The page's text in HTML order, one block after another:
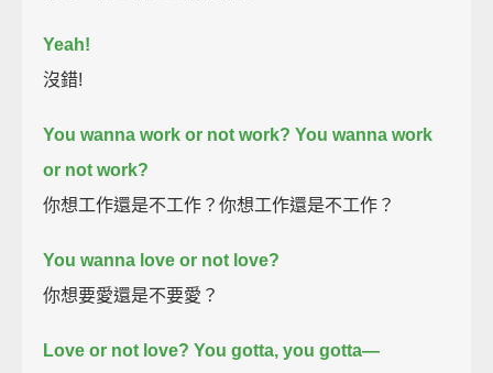
Yeah!
沒錯!
You wanna work or not work? You wanna work
or not work?
你想工作還是不工作？你想工作還是不工作？
You wanna love or not love?
你想要愛還是不要愛？
Love or not love? You gotta, you gotta—